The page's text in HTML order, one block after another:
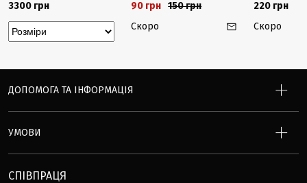
3300 грн
90 грн 150 грн
Скоро
220 грн
Скоро
ДОПОМОГА ТА ІНФОРМАЦІЯ
УМОВИ
СПІВПРАЦЯ